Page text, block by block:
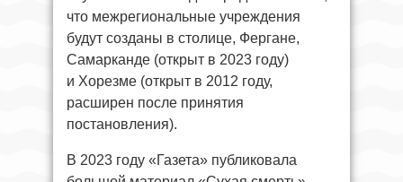
что межрегиональные учреждения
будут созданы в столице, Фергане,
Самарканде (открыт в 2023 году)
и Хорезме (открыт в 2012 году,
расширен после принятия
постановления).
В 2023 году «Газета» публиковала